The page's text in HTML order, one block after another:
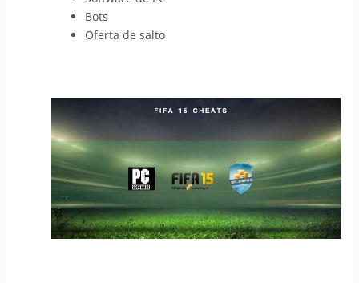
Bots
Oferta de salto